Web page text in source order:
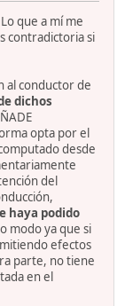
que a mí me
contradictoria si
al conductor de
dichos
opta por el
desde
del
haya podido
modo ya que si
efectos
parte, no tiene
en el